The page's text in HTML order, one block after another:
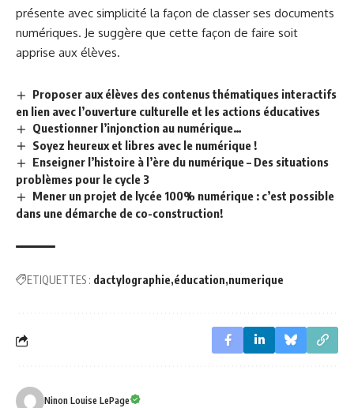
présente avec simplicité la façon de classer ses documents
numériques. Je suggère que cette façon de faire soit
apprise aux élèves.
Proposer aux élèves des contenus thématiques interactifs
en lien avec l’ouverture culturelle et les actions éducatives
Questionner l’injonction au numérique…
Soyez heureux et libres avec le numérique !
Enseigner l’histoire à l’ère du numérique – Des situations
problèmes pour le cycle 3
Mener un projet de lycée 100% numérique : c’est possible
dans une démarche de co-construction!
ETIQUETTES : dactylographie éducation numerique
Ninon Louise LePage